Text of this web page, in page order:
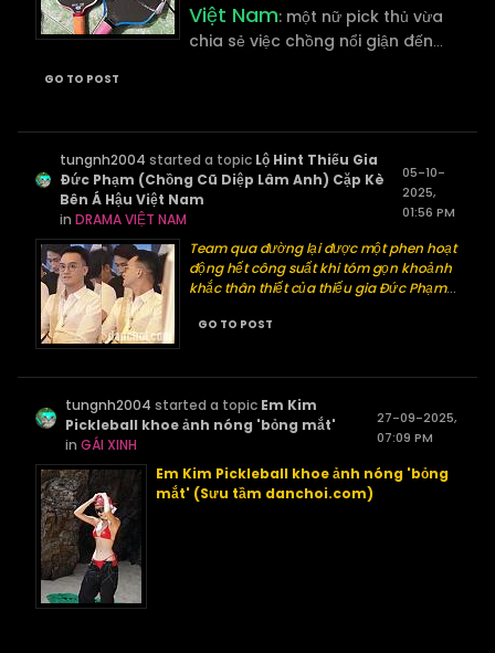
Việt Nam: một nữ pick thủ vừa
chia sẻ việc chồng nổi giận đến...
GO TO POST
tungnh2004 started a topic Lộ Hint Thiếu Gia
Đức Phạm (Chồng Cũ Diệp Lâm Anh) Cặp Kè
Bên Á Hậu Việt Nam
in DRAMA VIỆT NAM
05-10-
2025,
01:56 PM
Team qua đường lại được một phen hoạt
động hết công suất khi tóm gọn khoảnh
khắc thân thiết của thiếu gia Đức Phạm...
GO TO POST
tungnh2004 started a topic Em Kim
Pickleball khoe ảnh nóng 'bỏng mắt'
in GÁI XINH
27-09-2025,
07:09 PM
Em Kim Pickleball khoe ảnh nóng 'bỏng
mắt' (Sưu tầm danchoi.com)